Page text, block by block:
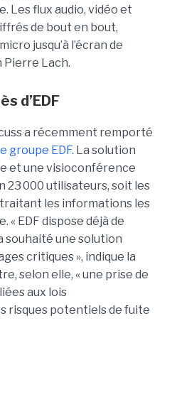
Les flux audio, vidéo et
de bout en bout,
jusqu’à l’écran de
Pierre Lach.
d’EDF
a récemment remporté
groupe EDF. La solution
et une visioconférence
23 000 utilisateurs, soit les
les informations les
« EDF dispose déjà de
souhaité une solution
critiques », indique la
selon elle, « une prise de
aux lois
risques potentiels de fuite